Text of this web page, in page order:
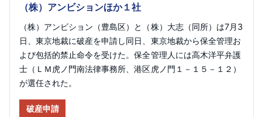
（株）アンビションほか１社
（株）アンビション（豊島区）と（株）大志（同所）は7月3
日、東京地裁に破産を申請し同日、東京地裁から保全管理お
よび包括的禁止命令を受けた。保全管理人には高木洋平弁護
士（ＬＭ虎ノ門南法律事務所、港区虎ノ門１－１５－１２）
が選任された。
破産申請